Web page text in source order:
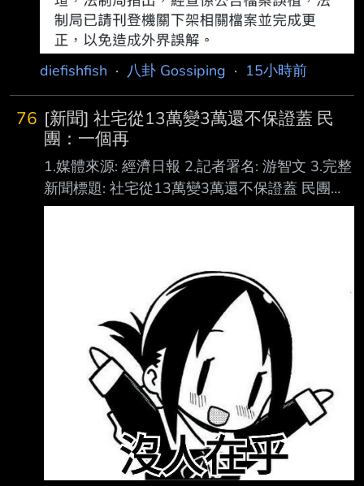
diefishfish · 八卦 Gossiping · 15小時前
76 [新聞] 社宅從13萬變3萬還不保證蓋 民
團：一個再
1.媒體來源: 經濟日報 2.記者署名: 游智文 3.完整
新聞標題: 社宅從13萬變3萬還不保證蓋 民團：
一個再也等不到的家 4.完整新聞內文: 民團今舉
承諾的8年13萬戶，一舉砍到3萬戶，且連3萬戶
也不保證，不只是創惡例， 更是毀制度。對苦
於居住不安的民眾而言，一個再也等不到的家。
民團表示，延宕許久的社宅興辦計畫，答案揭
曉，行政院於115年7月修正新版「百萬戶租 屋
家庭支持計畫（114-121年）」，將直接興辦社